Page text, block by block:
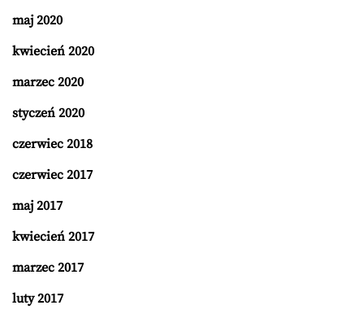
maj 2020
kwiecień 2020
marzec 2020
styczeń 2020
czerwiec 2018
czerwiec 2017
maj 2017
kwiecień 2017
marzec 2017
luty 2017